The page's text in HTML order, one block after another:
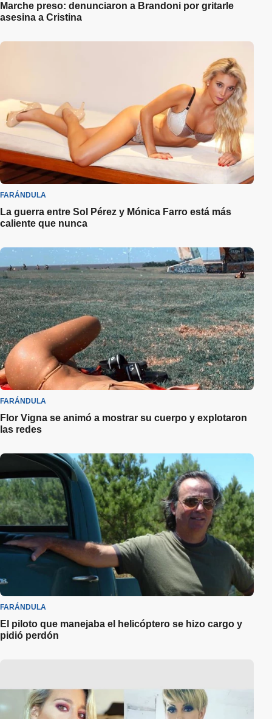
Marche preso: denunciaron a Brandoni por gritarle
asesina a Cristina
FARÁNDULA
La guerra entre Sol Pérez y Mónica Farro está más
caliente que nunca
FARÁNDULA
Flor Vigna se animó a mostrar su cuerpo y explotaron
las redes
FARÁNDULA
El piloto que manejaba el helicóptero se hizo cargo y
pidió perdón